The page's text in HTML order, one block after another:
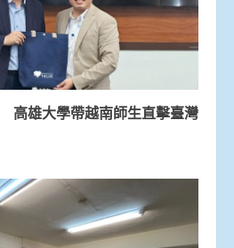
高雄大學帶越南師生直擊臺灣